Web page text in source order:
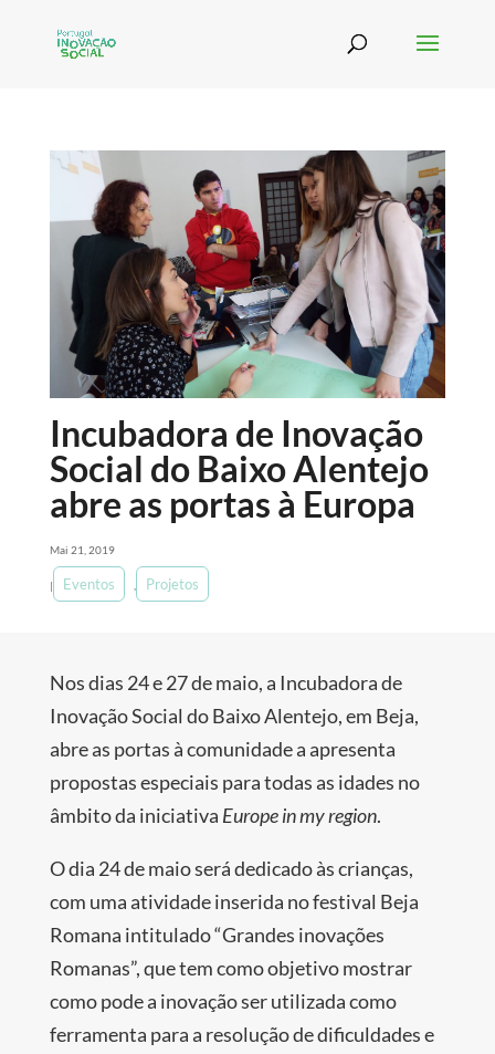
Incubadora de Inovação
Social do Baixo Alentejo
abre as portas à Europa
Mai 21, 2019
| Eventos Projetos
Nos dias 24 e 27 de maio, a Incubadora de
Inovação Social do Baixo Alentejo, em Beja,
abre as portas à comunidade a apresenta
propostas especiais para todas as idades no
âmbito da iniciativa Europe in my region.
O dia 24 de maio será dedicado às crianças,
com uma atividade inserida no festival Beja
Romana intitulado “Grandes inovações
Romanas”, que tem como objetivo mostrar
como pode a inovação ser utilizada como
ferramenta para a resolução de dificuldades e